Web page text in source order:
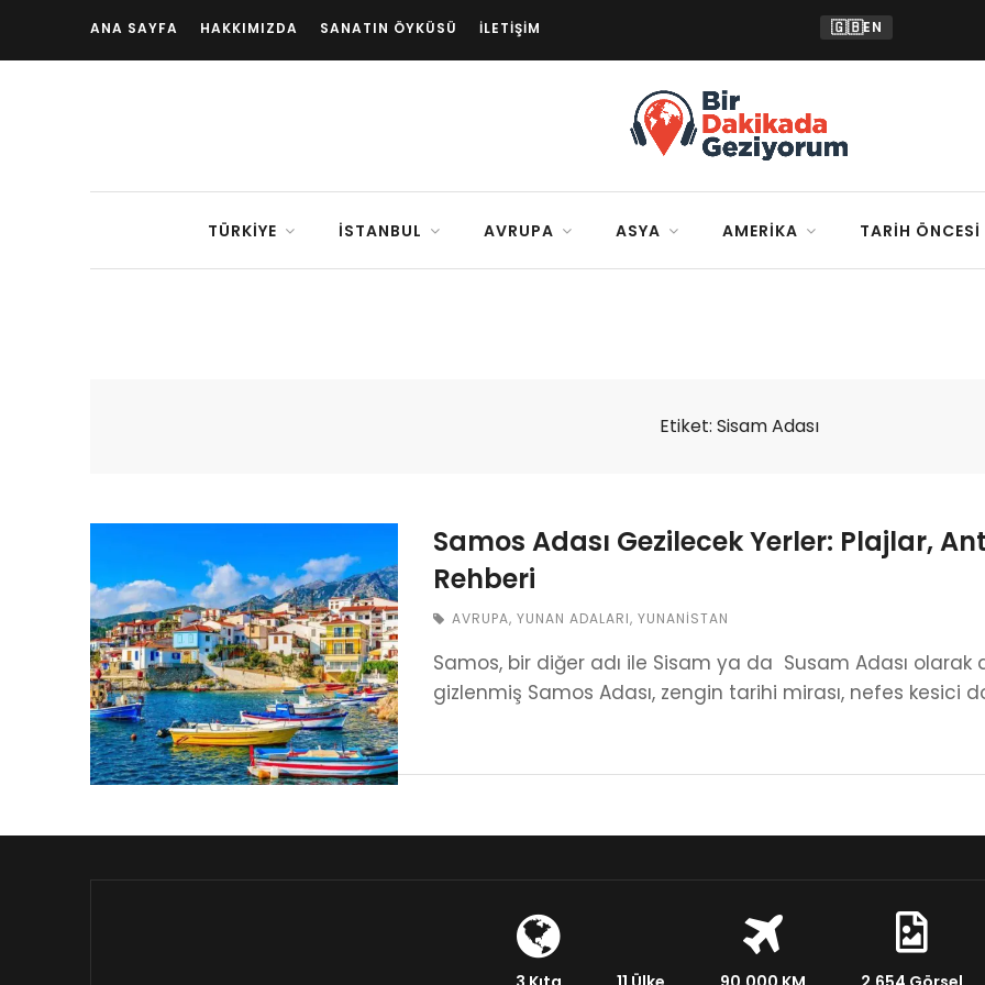
ANA SAYFA HAKKIMIZDA SANATIN ÖYKÜSÜ İLETIŞIM 🇬🇧EN
TÜRKIYE İSTANBUL AVRUPA ASYA AMERIKA TARIH ÖNCESI
Etiket: Sisam Adası
Samos Adası Gezilecek Yerler: Plajlar,
Rehberi
AVRUPA, YUNAN ADALARI, YUNANISTAN
Samos, bir diğer adı ile Sisam ya da Susam Adası olarak
gizlenmiş Samos Adası, zengin tarihi mirası, nefes kesici